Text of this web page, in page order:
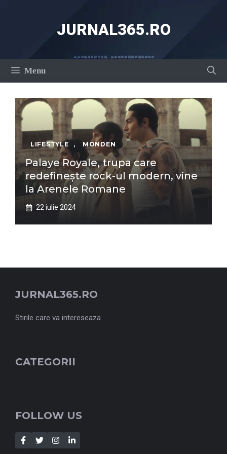
JURNAL365.RO
Menu
LIFESTYLE , MONDEN
Palaye Royale, trupa care
redefinește rock-ul modern, vine
la Arenele Romane
22 iulie 2024
JURNAL365.RO
Stirile care va intereseaza
CATEGORII
FOLLOW US